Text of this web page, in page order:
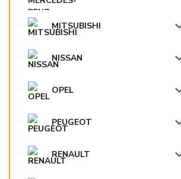
MITSUBISHI
NISSAN
OPEL
PEUGEOT
RENAULT